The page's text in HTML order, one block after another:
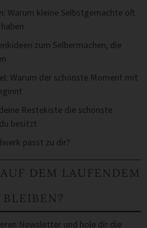
Warum kleine Selbstgemachte oft
zum Selbermachen, die
Warum der schönste Moment mit
Restekiste die schönste
besitzt
passt zu dir?
DEM LAUFENDEM
BLEIBEN?
Newsletter und hole dir die